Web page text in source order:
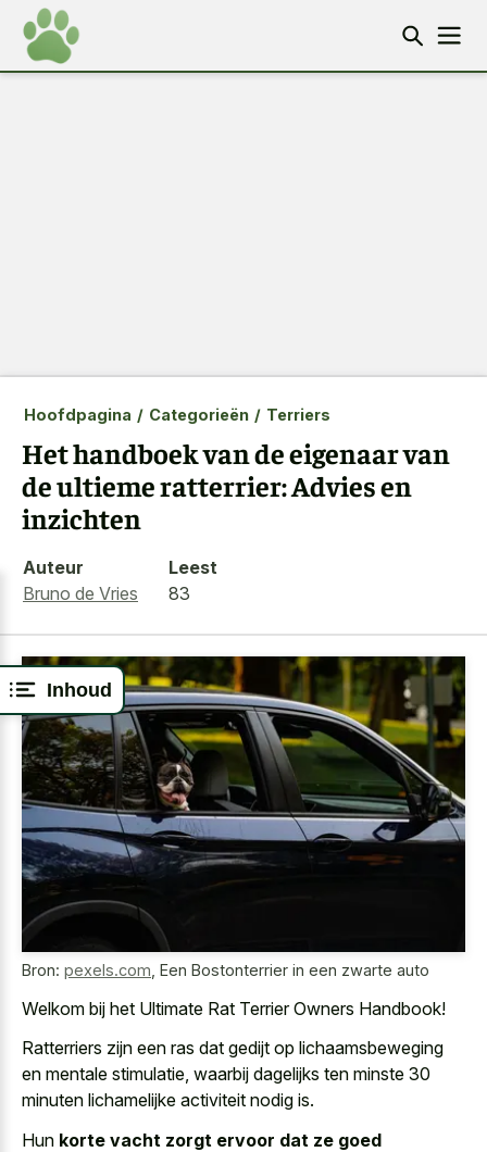
Inhoud
Hoofdpagina / Categorieën / Terriers
Het handboek van de eigenaar van
de ultieme ratterrier: Advies en
inzichten
Auteur
Bruno de Vries
Leest
83
Bron: pexels.com Een Bostonterrier in een zwarte auto
Welkom bij het Ultimate Rat Terrier Owners Handbook!
Ratterriers zijn een ras dat gedijt op lichaamsbeweging
en mentale stimulatie, waarbij dagelijks ten minste 30
minuten lichamelijke activiteit nodig is.
Hun korte vacht zorgt ervoor dat ze goed